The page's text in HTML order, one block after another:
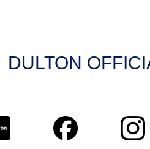
DULTON